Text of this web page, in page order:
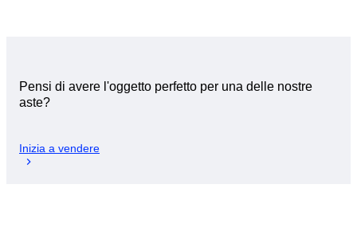
Pensi di avere l'oggetto perfetto per una delle nostre
aste?
Inizia a vendere